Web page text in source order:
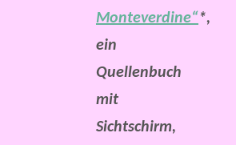
Monteverdine“ *,
ein
Quellenbuch
mit
Sichtschirm,